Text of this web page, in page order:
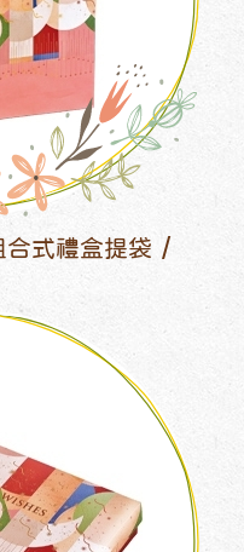
式禮盒提袋